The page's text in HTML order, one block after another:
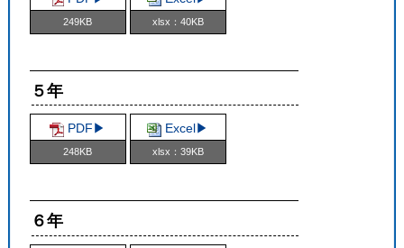
249KB xlsx：40KB
５年
PDF▶︎
248KB
Excel▶︎
xlsx：39KB
６年